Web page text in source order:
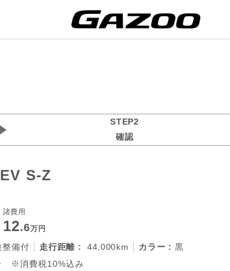
STEP2
確認
S-Z
諸費用
12.6万円
整備付 走行距離 : 44,000km カラー : 黒
※消費税10%込み